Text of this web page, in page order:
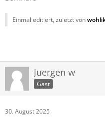
Einmal editiert, zuletzt von
Juergen w
Gast
30. August 2025